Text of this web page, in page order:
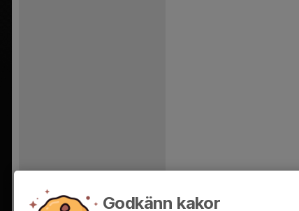
Godkänn kakor